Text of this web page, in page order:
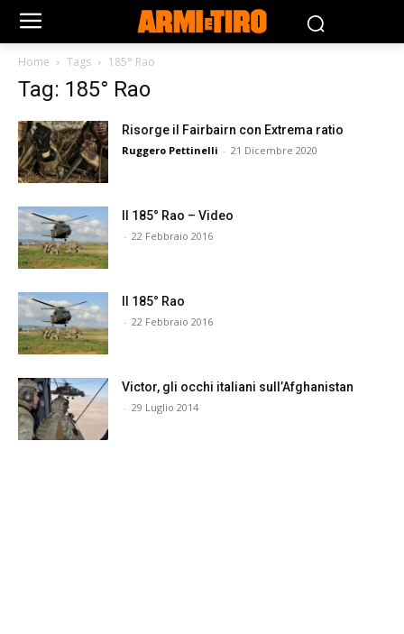
Home Tags 185° Rao
Tag: 185° Rao
Risorge il Fairbairn con Extrema ratio
Ruggero Pettinelli - 21 Dicembre 2020
Il 185° Rao – Video
- 22 Febbraio 2016
Il 185° Rao
- 22 Febbraio 2016
Victor, gli occhi italiani sull’Afghanistan
- 29 Luglio 2014